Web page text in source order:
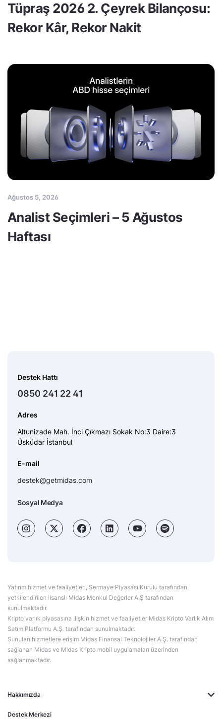
Tüpraş 2026 2. Çeyrek Bilançosu:
Rekor Kâr, Rekor Nakit
Ağustos 5, 2026
Analist Seçimleri – 5 Ağustos
Haftası
Hakkımızda
Destek Merkezi
Destek Hattı
0850 241 22 41
Adres
Altunizade Mah. İnci Çıkmazı Sokak No:3 Daire:3
Üsküdar İstanbul
E-mail
destek@getmidas.com
Sosyal Medya
Yatırım hizmet ve faaliyetleri, Sermaye Piyasası Kurulu tarafından
yetkilendirilen lisanslı Midas Menkul Değerler A.Ş tarafından
sunulmaktadır.
Kripto varlık piyasasına ilişkin hizmet ve faaliyetler Midas Kripto Varlık Alım
Satım Platformu A.Ş. tarafından sunulmaktadır.
Sunulan hizmetlere erişim Midas Finansal Teknolojiler A.Ş. tarafından
sağlanan Midas ve Midas Kripto mobil uygulamaları üzerinden
sağlanmaktadır.